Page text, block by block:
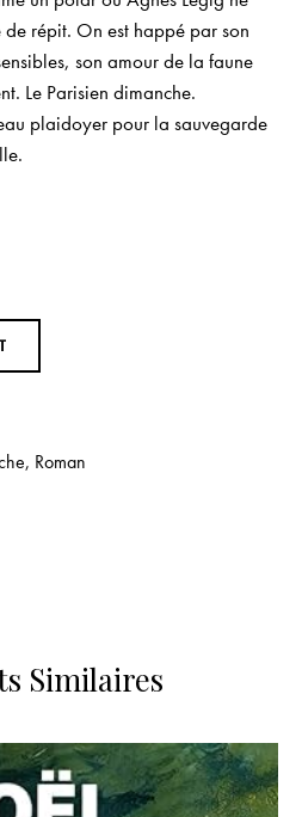
de répit. On est happé par son
son amour de la faune
. Le Parisien dimanche.
plaidoyer pour la sauvegarde
, Roman
Similaires